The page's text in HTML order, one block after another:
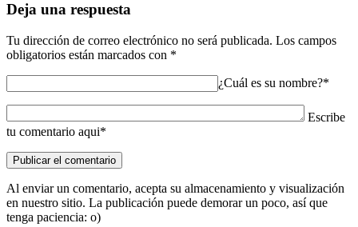
Deja una respuesta
Tu dirección de correo electrónico no será publicada. Los campos
obligatorios están marcados con *
¿Cuál es su nombre?*
Escribe
tu comentario aqui*
Al enviar un comentario, acepta su almacenamiento y visualización
en nuestro sitio. La publicación puede demorar un poco, así que
tenga paciencia: o)